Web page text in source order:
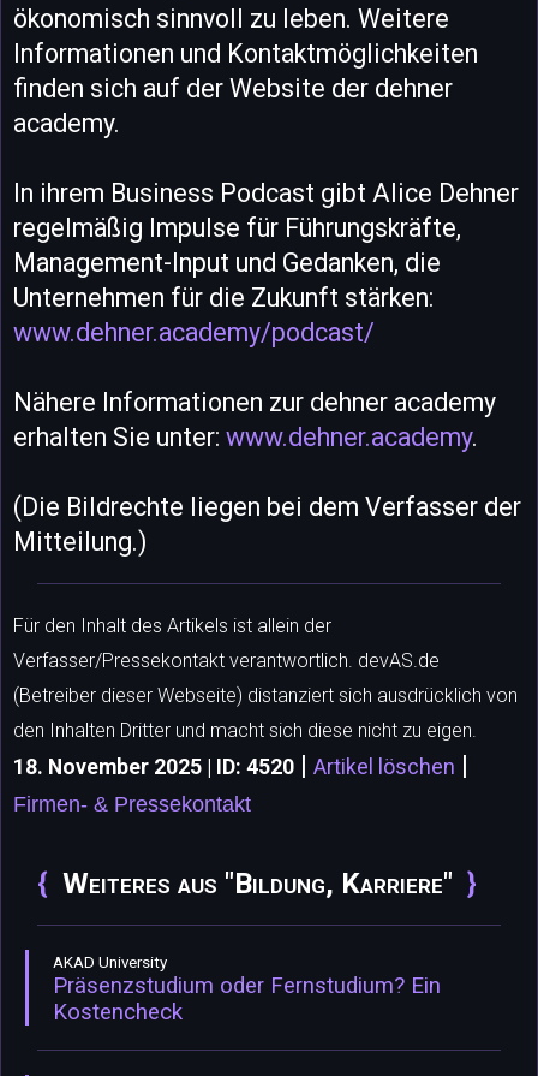
ökonomisch sinnvoll zu leben. Weitere
Informationen und Kontaktmöglichkeiten
finden sich auf der Website der dehner
academy.
In ihrem Business Podcast gibt Alice Dehner
regelmäßig Impulse für Führungskräfte,
Management-Input und Gedanken, die
Unternehmen für die Zukunft stärken:
www.dehner.academy/podcast/
Nähere Informationen zur dehner academy
erhalten Sie unter: www.dehner.academy.
(Die Bildrechte liegen bei dem Verfasser der
Mitteilung.)
Für den Inhalt des Artikels ist allein der
Verfasser/Pressekontakt verantwortlich. devAS.de
(Betreiber dieser Webseite) distanziert sich ausdrücklich von
den Inhalten Dritter und macht sich diese nicht zu eigen.
18. November 2025 | ID: 4520 | Artikel löschen |
Firmen- & Pressekontakt
Weiteres aus "Bildung, Karriere"
AKAD University
Präsenzstudium oder Fernstudium? Ein
Kostencheck